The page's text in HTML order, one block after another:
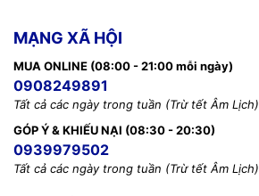
MẠNG XÃ HỘI
MUA ONLINE (08:00 - 21:00 mỗi ngày)
0908249891
Tất cả các ngày trong tuần (Trừ tết Âm Lịch)
GÓP Ý & KHIẾU NẠI (08:30 - 20:30)
0939979502
Tất cả các ngày trong tuần (Trừ tết Âm Lịch)